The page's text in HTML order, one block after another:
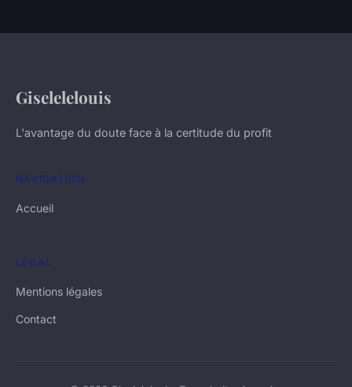
Giselelelouis
L'avantage du doute face à la certitude du profit
NAVIGATION
Accueil
LÉGAL
Mentions légales
Contact